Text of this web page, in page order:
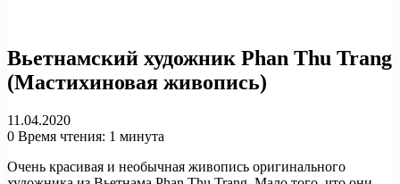
Вьетнамский художник Phan Thu Trang
(Мастихиновая живопись)
11.04.2020
0 Время чтения: 1 минута
Очень красивая и необычная живопись оригинального